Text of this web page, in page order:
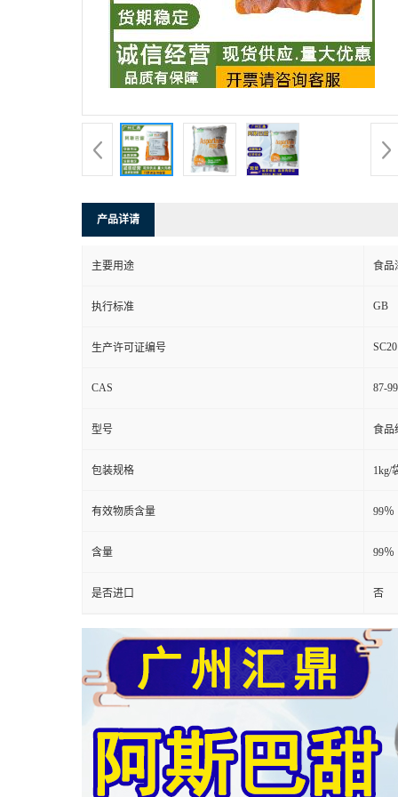
产品详请
主要用途 食品
执行标准 GB
生产许可证编号
CAS 87-
型号 食品
包装规格 1kg/
有效物质含量 99％
含量 99％
是否进口 否